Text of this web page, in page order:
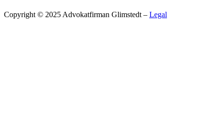
Copyright © 2025 Advokatfirman Glimstedt – Legal